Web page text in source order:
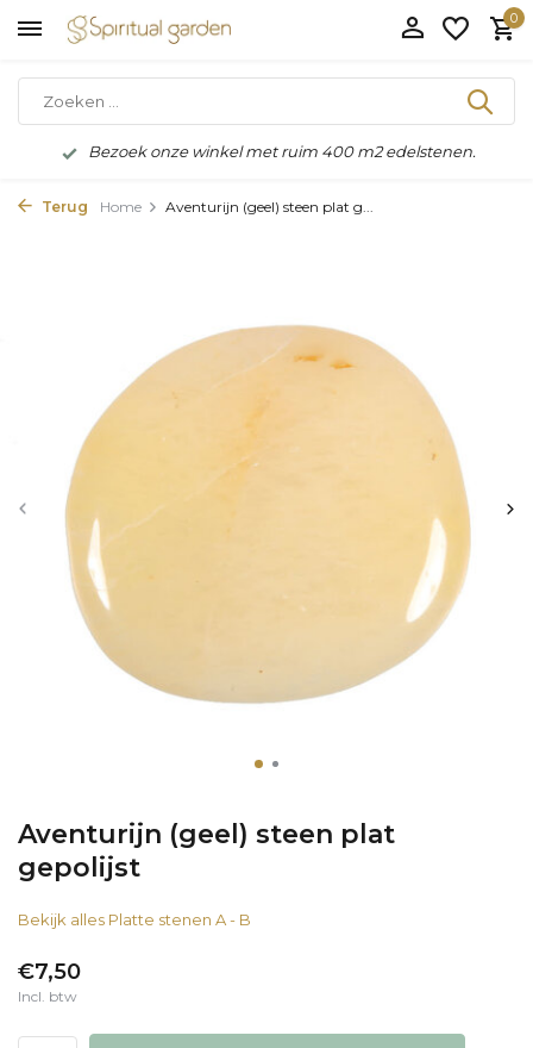
0
Bezoek onze winkel met ruim 400 m2 edelstenen.
Terug Home Aventurijn (geel) steen plat g...
Aventurijn (geel) steen plat
gepolijst
Bekijk alles Platte stenen A - B
€7,50
Incl. btw